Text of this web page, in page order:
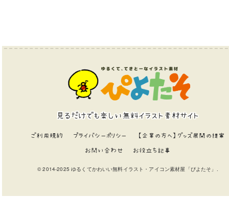
見るだけでも楽しい無料イラスト素材サイト
ご利用規約 プライバシーポリシー 【企業の方へ】グッズ展開の提案
お問い合わせ お役立ち記事
© 2014-2025 ゆるくてかわいい無料イラスト・アイコン素材屋「ぴよたそ」.